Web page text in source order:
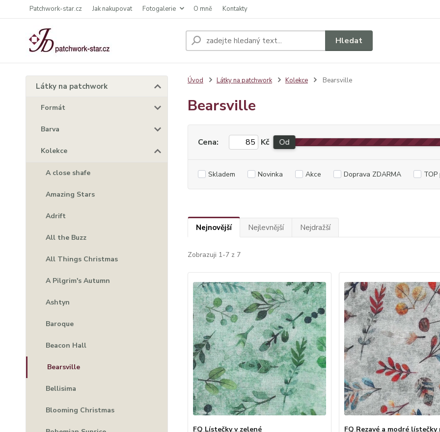
Patchwork-star.cz Jak nakupovat Fotogalerie O mně Kontakty
Hledat
Látky na patchwork
Formát
Barva
Kolekce
A close shafe
Amazing Stars
Adrift
All the Buzz
All Things Christmas
A Pilgrim's Autumn
Ashtyn
Baroque
Beacon Hall
Bearsville
Bellisima
Blooming Christmas
Úvod Látky na patchwork Kolekce Bearsville
Bearsville
Cena: Kč Od
Skladem Novinka Akce Doprava ZDARMA
Nejnovější Nejlevnější Nejdražší
Zobrazuji 1-7 z 7
FQ Lístečky v zelené FQ Rezavé a modré lístečky